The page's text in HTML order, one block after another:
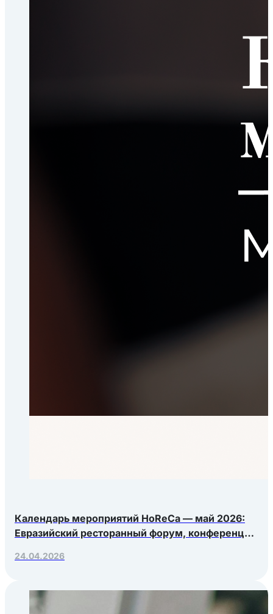
Календарь мероприятий HoReCa — май 2026:
Евразийский ресторанный форум, конференция
24.04.2026